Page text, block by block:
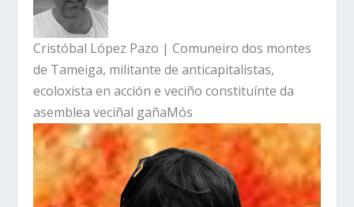
Cristóbal López Pazo | Comuneiro dos montes
de Tameiga, militante de anticapitalistas,
ecoloxista en acción e veciño constituínte da
asemblea veciñal gañaMós